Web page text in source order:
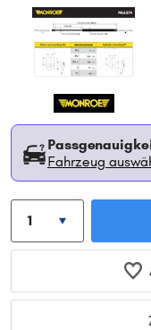
Fahrzeug